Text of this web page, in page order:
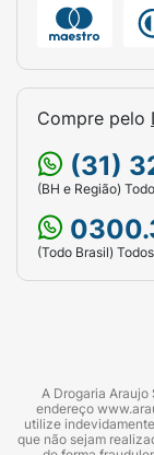
Compre pelo
(31)
(BH e Região)
(Todo Brasil)
A Drogaria
endereço
utilize
que não sejam